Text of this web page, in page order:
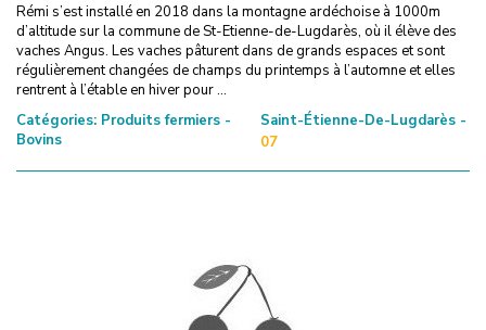
Rémi s’est installé en 2018 dans la montagne ardéchoise à 1000m
d’altitude sur la commune de St-Etienne-de-Lugdarès, où il élève des
vaches Angus. Les vaches pâturent dans de grands espaces et sont
régulièrement changées de champs du printemps à l’automne et elles
rentrent à l’étable en hiver pour ...
Catégories: Produits fermiers -
Bovins
Saint-Étienne-De-Lugdarès -
07